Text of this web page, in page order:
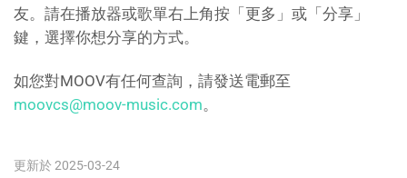
友。請在播放器或歌單右上角按「更多」或「分享」
鍵，選擇你想分享的方式。
如您對MOOV有任何查詢，請發送電郵至
moovcs@moov-music.com。
更新於 2025-03-24